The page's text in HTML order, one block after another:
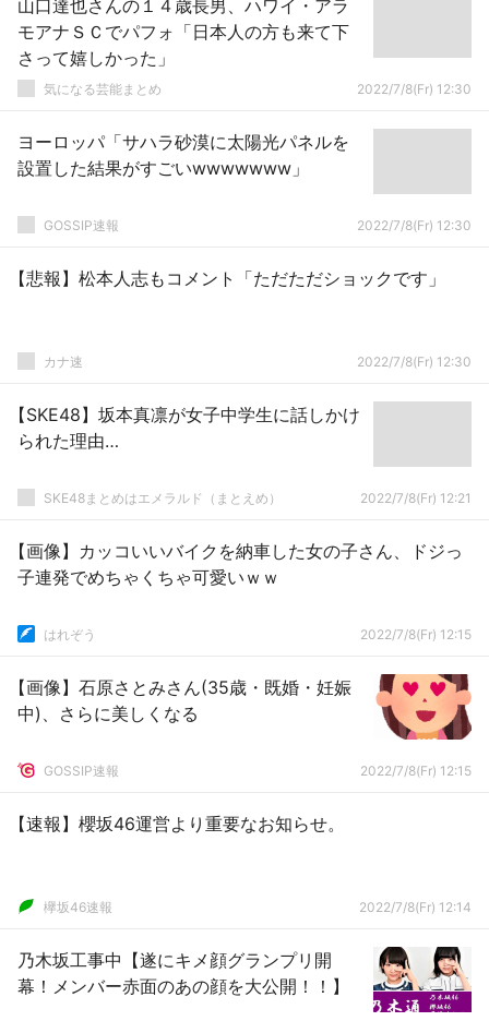
山口達也さんの１４歳長男、ハワイ・アラ
モアナＳＣでパフォ「日本人の方も来て下
さって嬉しかった」
気になる芸能まとめ 2022/7/8(Fr) 12:30
ヨーロッパ「サハラ砂漠に太陽光パネルを
設置した結果がすごいwwwwwww」
GOSSIP速報 2022/7/8(Fr) 12:30
【悲報】松本人志もコメント「ただただショックです」
カナ速 2022/7/8(Fr) 12:30
【SKE48】坂本真凛が女子中学生に話しかけ
られた理由…
SKE48まとめはエメラルド（まとえめ） 2022/7/8(Fr) 12:21
【画像】カッコいいバイクを納車した女の子さん、ドジっ
子連発でめちゃくちゃ可愛いｗｗ
はれぞう 2022/7/8(Fr) 12:15
【画像】石原さとみさん(35歳・既婚・妊娠
中)、さらに美しくなる
GOSSIP速報 2022/7/8(Fr) 12:15
【速報】櫻坂46運営より重要なお知らせ。
欅坂46速報 2022/7/8(Fr) 12:14
乃木坂工事中【遂にキメ顔グランプリ開
幕！メンバー赤面のあの顔を大公開！！】